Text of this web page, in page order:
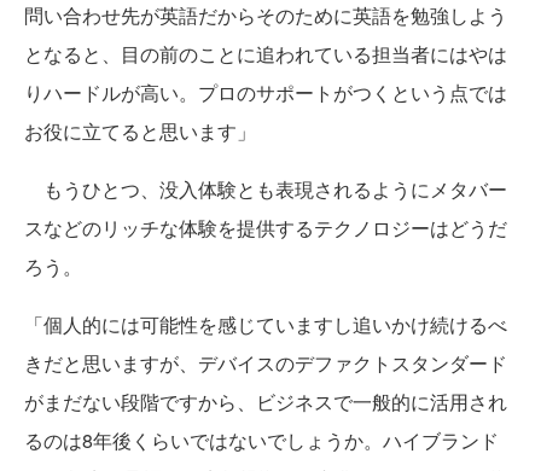
問い合わせ先が英語だからそのために英語を勉強しよう
となると、目の前のことに追われている担当者にはやは
りハードルが高い。プロのサポートがつくという点では
お役に立てると思います」
もうひとつ、没入体験とも表現されるようにメタバー
スなどのリッチな体験を提供するテクノロジーはどうだ
ろう。
「個人的には可能性を感じていますし追いかけ続けるべ
きだと思いますが、デバイスのデファクトスタンダード
がまだない段階ですから、ビジネスで一般的に活用され
るのは8年後くらいではないでしょうか。ハイブランド